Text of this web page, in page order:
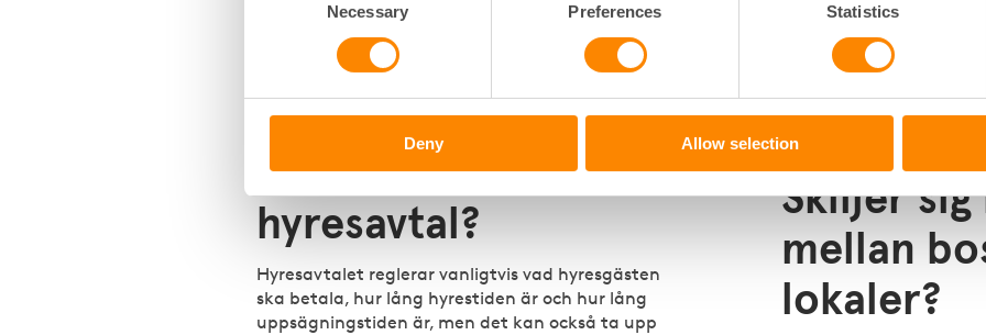
Necessary Preferences Statistics
Deny Allow selection
Ett hyresavtal kan vara antingen skriftligt eller
pränt om det skulle uppstå osäkerheter om
innehållet i avtalet.
Hur skriver man ett
hyresavtal?
Hyresavtalet reglerar vanligtvis vad hyresgästen
ska betala, hur lång hyrestiden är och hur lång
uppsägningstiden är, men det kan också ta upp
bara om det är
kallad
som anses vara den
hyresförhållanden.
Skiljer sig
mellan
lokaler?